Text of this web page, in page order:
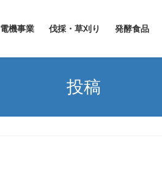
電機事業 伐採・草刈り 発酵食品
投稿